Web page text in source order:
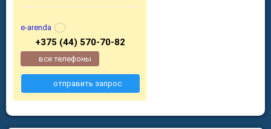
e-arenda
+375 (44) 570-70-82
все телефоны
отправить запрос